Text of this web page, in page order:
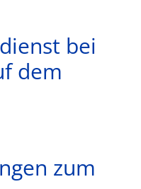
bei
dem
zum